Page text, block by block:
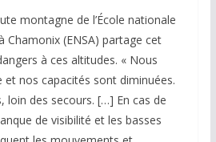
montagne de l’École nationale
Chamonix (ENSA) partage cet
à ces altitudes. « Nous
et nos capacités sont diminuées.
loin des secours. […] En cas de
de visibilité et les basses